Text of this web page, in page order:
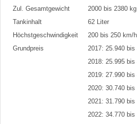
Zul. Gesamtgewicht
2000 bis 2380 kg
Tankinhalt
62 Liter
Höchstgeschwindigkeit
200 bis 250 km/h
Grundpreis
2017: 25.940 bis
2018: 25.995 bis
2019: 27.990 bis
2020: 30.740 bis
2021: 31.790 bis
2022: 34.770 bis